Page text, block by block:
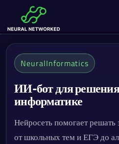
NeuralInformatics
ИИ-бот для решения
информатике
Нейросеть помогает
от школьных тем и ЕГЭ до